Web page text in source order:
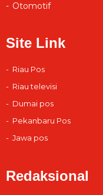
Otomotif
Site Link
Riau Pos
Riau televisi
Dumai pos
Pekanbaru Pos
Jawa pos
Redaksional